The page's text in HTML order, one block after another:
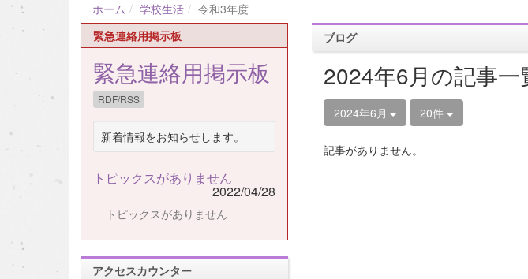
ホーム 学校生活
令和3年度
ブログ
2024年6月の記事一
2024年6月 20件
記事がありません。
緊急連絡用掲示板
緊急連絡用掲示板
RDF/RSS
新着情報をお知らせします。
トピックスがありません
2022/04/28
トピックスがありません
アクセスカウンター